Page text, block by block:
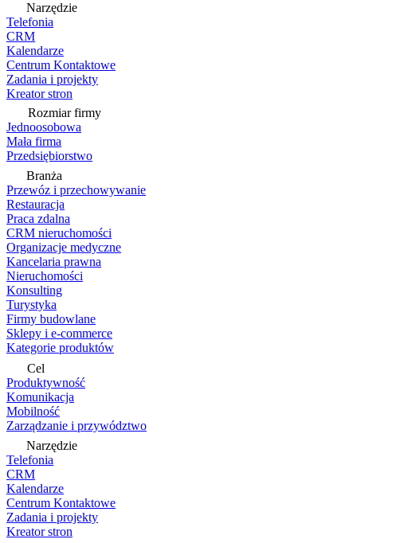
Narzędzie
Telefonia
CRM
Kalendarze
Centrum Kontaktowe
Zadania i projekty
Kreator stron
Rozmiar firmy
Jednoosobowa
Mała firma
Przedsiębiorstwo
Branża
Przewóz i przechowywanie
Restauracja
Praca zdalna
CRM nieruchomości
Organizacje medyczne
Kancelaria prawna
Nieruchomości
Konsulting
Turystyka
Firmy budowlane
Sklepy i e-commerce
Kategorie produktów
Cel
Produktywność
Komunikacja
Mobilność
Zarządzanie i przywództwo
Narzędzie
Telefonia
CRM
Kalendarze
Centrum Kontaktowe
Zadania i projekty
Kreator stron